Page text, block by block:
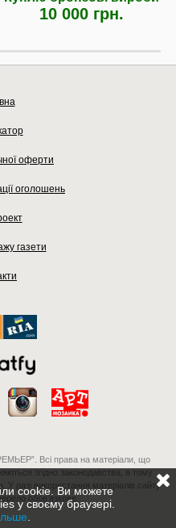
10 000 грн.
оферти
оголошень
газети
Всі права на матеріали, що
згідно законодавства, в тому
У разі використання матеріалів сайту
обов'язкове.
cookie. Ви можете
у своєму браузері.